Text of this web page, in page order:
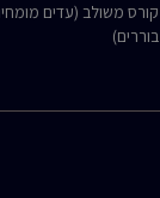
קורס משולב (עדים
בוררים)